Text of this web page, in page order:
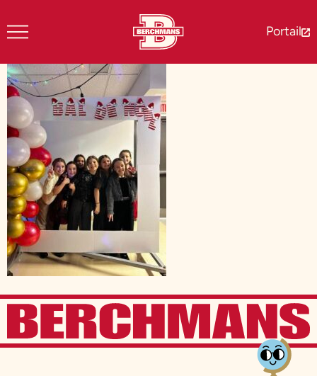
Portail